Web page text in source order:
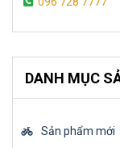
DANH MỤC
Sản phẩm mới